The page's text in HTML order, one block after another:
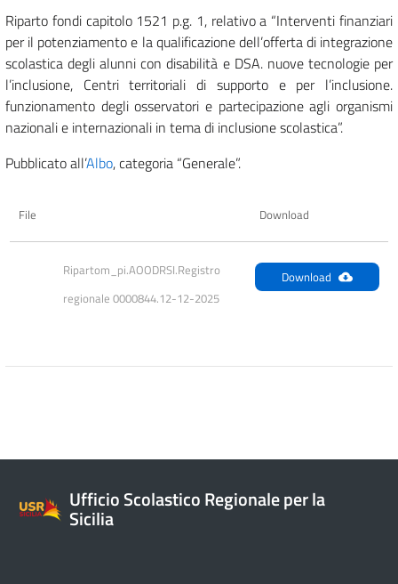
Riparto fondi capitolo 1521 p.g. 1, relativo a “Interventi finanziari
per il potenziamento e la qualificazione dell’offerta di integrazione
scolastica degli alunni con disabilità e DSA. nuove tecnologie per
l’inclusione, Centri territoriali di supporto e per l’inclusione.
funzionamento degli osservatori e partecipazione agli organismi
nazionali e internazionali in tema di inclusione scolastica”.
Pubblicato all’Albo, categoria “Generale”.
File Download
Ripartom_pi.AOODRSI.Registro
regionale 0000844.12-12-2025
Download
Ufficio Scolastico Regionale per la
Sicilia